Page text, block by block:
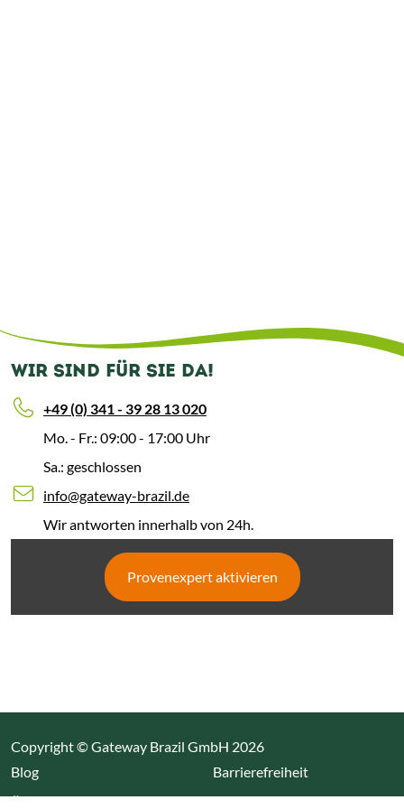
WIR SIND FÜR SIE DA!
+49 (0) 341 - 39 28 13 020
Mo. - Fr.: 09:00 - 17:00 Uhr
Sa.: geschlossen
info@gateway-brazil.de
Wir antworten innerhalb von 24h.
Provenexpert aktivieren
Copyright © Gateway Brazil GmbH 2026
Blog(Link öffnet einen neuen Tab)
Über uns
Barrierefreiheit
Impressum